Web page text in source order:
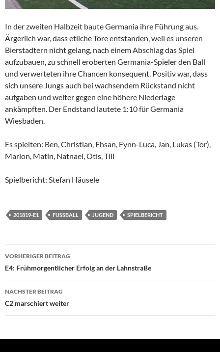
In der zweiten Halbzeit baute Germania ihre Führung aus.
Ärgerlich war, dass etliche Tore entstanden, weil es unseren
Bierstadtern nicht gelang, nach einem Abschlag das Spiel
aufzubauen, zu schnell eroberten Germania-Spieler den Ball
und verwerteten ihre Chancen konsequent. Positiv war, dass
sich unsere Jungs auch bei wachsendem Rückstand nicht
aufgaben und weiter gegen eine höhere Niederlage
ankämpften. Der Endstand lautete 1:10 für Germania
Wiesbaden.
Es spielten: Ben, Christian, Ehsan, Fynn-Luca, Jan, Lukas (Tor),
Marlon, Matin, Natnael, Otis, Till
Spielbericht: Stefan Häusele
201819-E1 FUSSBALL JUGEND SPIELBERICHT
Beitragsnavigation
VORHERIGER BEITRAG
E4: Frühmorgentlicher Erfolg an der Lahnstraße
NÄCHSTER BEITRAG
C2 marschiert weiter